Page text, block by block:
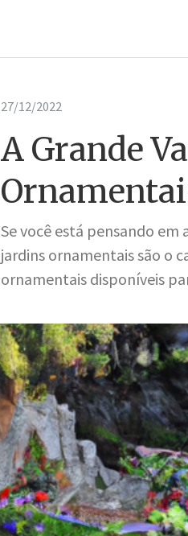
27/12/2022
A Grande
Se você está pensando
jardins ornamentais são o
ornamentais disponíveis